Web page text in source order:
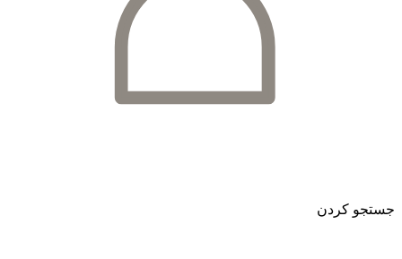
جستجو کردن